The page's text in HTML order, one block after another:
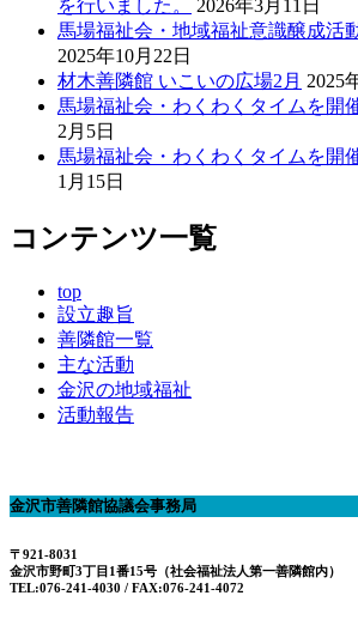
を行いました。
2026年3月11日
馬場福祉会・地域福祉意識醸成活
2025年10月22日
材木善隣館 いこいの広場2月 2025
馬場福祉会・わくわくタイムを開
2月5日
馬場福祉会・わくわくタイムを開
1月15日
コンテンツ一覧
top
設立趣旨
善隣館一覧
主な活動
金沢の地域福祉
活動報告
金沢市善隣館協議会事務局
〒921-8031
金沢市野町3丁目1番15号（社会福祉法人第一善隣館内）
TEL:076-241-4030 / FAX:076-241-4072